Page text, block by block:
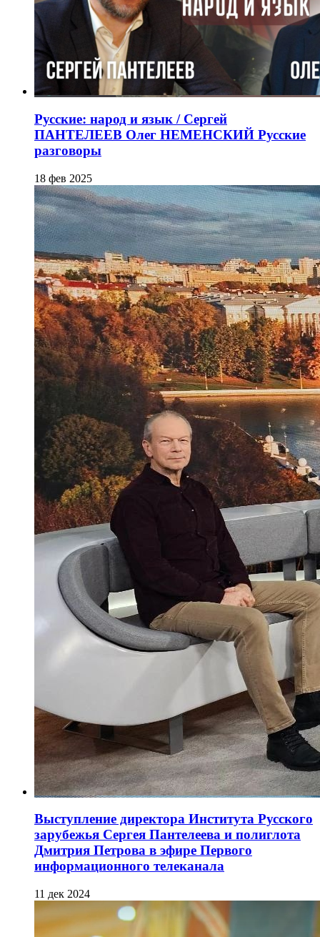
Русские: народ и язык / Сергей
ПАНТЕЛЕЕВ Олег НЕМЕНСКИЙ Русские
разговоры
18 фев 2025
Выступление директора Института Русского
зарубежья Сергея Пантелеева и полиглота
Дмитрия Петрова в эфире Первого
информационного телеканала
11 дек 2024